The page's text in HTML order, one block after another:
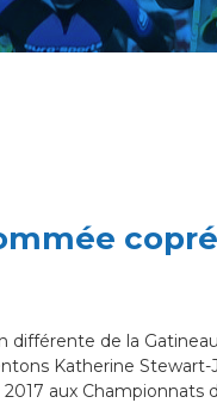
de la
Katherine Stewart-
aux Championnats